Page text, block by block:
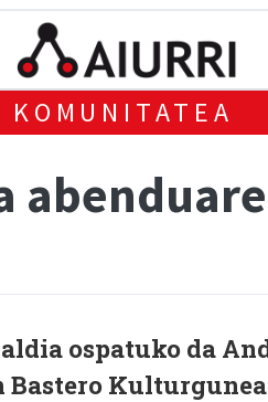
KOMUNITATEA
ospatuko da
Bastero